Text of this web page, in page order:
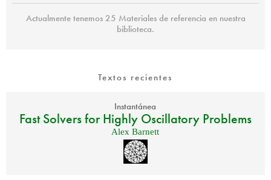
Actualmente tenemos 25 Materiales de referencia en nuestra
biblioteca.
Textos recientes
Instantánea
Fast Solvers for Highly Oscillatory Problems
Alex Barnett